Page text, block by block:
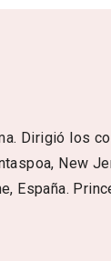
Dirigió los
New
España.